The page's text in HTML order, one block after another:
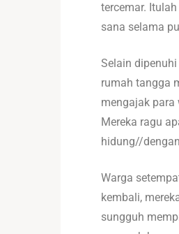
tercemar.
sana selama
Selain
rumah tangga
mengajak para
Mereka ragu
hidung//
Warga
kembali,
sungguh